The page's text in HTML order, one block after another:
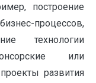
построение
процессов,
технологии
или
развития